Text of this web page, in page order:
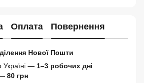
Оплата Повернення
Нової Пошти
Україні — 1–3 робочих дні
— 80 грн